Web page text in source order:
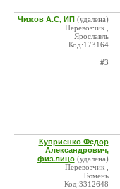
Чижов А.С, ИП (удалена)
Перевозчик ,
Ярославль
Код:173164
#3
Куприенко Фёдор
Александрович,
физ.лицо (удалена)
Перевозчик ,
Тюмень
Код:3312648